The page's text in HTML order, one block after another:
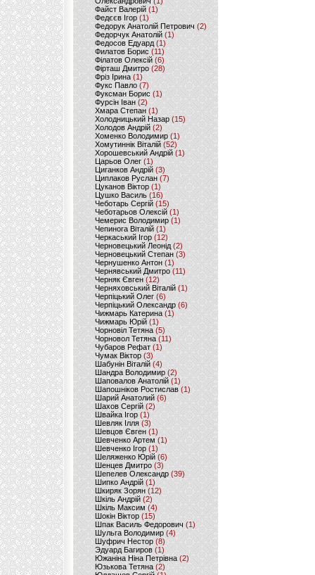
Файст Валерій(1)
Федєєв Ігор (1)
Федорук Анатолій Петрович (2)
Федорчук Анатолій (1)
Федосов Едуард (1)
Филатов Борис (11)
Філатов Олексій (6)
Фірташ Дмитро (28)
Фріз Ірина (1)
Фукс Павло (7)
Фуксман Борис (1)
Фурсін Іван (2)
Хмара Степан(1)
Холодницький Назар(15)
Холодов Андрій (2)
Хоменко Володимир (1)
Хомутиннік Віталій (52)
Хорошевський Андрій (1)
Царьов Олег (1)
Циганков Андрій (3)
Циплаков Руслан(7)
Цуканов Віктор (1)
Цушко Василь (16)
Чеботарь Сергій (15)
Чеботарьов Олексій (1)
Чемерис Володимир (1)
Чепинога Віталій (1)
Черкаський Ігор (12)
Черновецький Леонід(2)
Черновецький Степан (3)
Чернушенко Антон (1)
Чернявський Дмитро(11)
Черняк Євген(12)
Черняховський Віталій (1)
Черпіцький Олег (6)
Черпіцький Олександр (6)
Чижмарь Катерина (1)
Чижмарь Юрій (1)
Чорновіл Тетяна (5)
Чорновол Тетяна (11)
Чубаров Рефат (1)
Чумак Віктор(3)
Шабунін Віталій (4)
Шандра Володимир (2)
Шаповалов Анатолій(1)
Шапошніков Ростислав(1)
Шарий Анатолий(6)
Шахов Сергій(2)
Швайка Ігор (1)
Шевляк Ілля (3)
Шевцов Євген (1)
Шевченко Артем(1)
Шевченко Ігор(1)
Шеляженко Юрій (6)
Шенцев Дмитро (3)
Шепелев Олександр (39)
Шипко Андрій(1)
Шкиряк Зорян(12)
Шкіль Андрій(2)
Шкіль Максим (4)
Шокін Віктор (15)
Шпак Василь Федорович (1)
Шульга Володимир (4)
Шуфрич Нестор(8)
Эдуард Багиров (1)
Южаніна Ніна Петрівна (2)
Юзькова Тетяна(2)